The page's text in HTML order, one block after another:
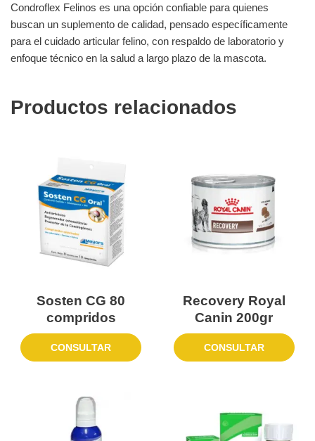
Condroflex Felinos es una opción confiable para quienes
buscan un suplemento de calidad, pensado específicamente
para el cuidado articular felino, con respaldo de laboratorio y
enfoque técnico en la salud a largo plazo de la mascota.
Productos relacionados
Sosten CG 80
compridos
CONSULTAR
Recovery Royal
Canin 200gr
CONSULTAR